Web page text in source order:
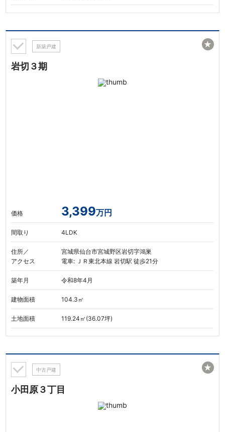
新築戸建
岩切３期
価格 3,399万円
間取り 4LDK
住所／
アクセス
宮城県仙台市宮城野区岩切字鴻巣
電車: ＪＲ東北本線 岩切駅 徒歩21分
築年月 令和8年4月
建物面積 104.3㎡
土地面積 119.24㎡(36.07坪)
★
中古戸建
小田原３丁目
★